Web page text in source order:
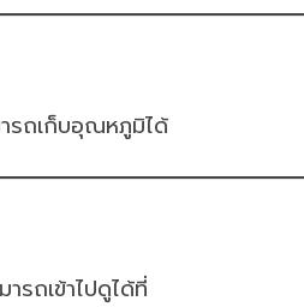
รถเก็บอุณหภูมิได้
ารถเข้าไปดูได้ที่